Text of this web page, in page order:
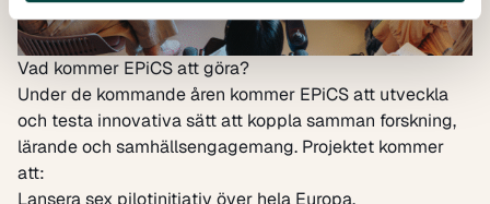
Vad kommer EPiCS att göra?
Under de kommande åren kommer EPiCS att utveckla
och testa innovativa sätt att koppla samman forskning,
lärande och samhällsengagemang. Projektet kommer
att:
Lansera sex pilotinitiativ över hela Europa.